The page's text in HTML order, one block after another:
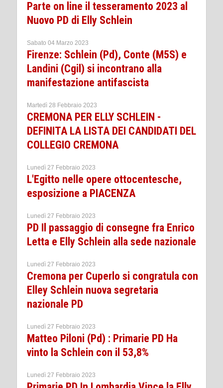
Parte on line il tesseramento 2023 al
Nuovo PD di Elly Schlein
Sabato 04 Marzo 2023
Firenze: Schlein (Pd), Conte (M5S) e
Landini (Cgil) si incontrano alla
manifestazione antifascista
Martedì 28 Febbraio 2023
CREMONA PER ELLY SCHLEIN -
DEFINITA LA LISTA DEI CANDIDATI DEL
COLLEGIO CREMONA
Lunedì 27 Febbraio 2023
L'Egitto nelle opere ottocentesche,
esposizione a PIACENZA
Lunedì 27 Febbraio 2023
PD Il passaggio di consegne fra Enrico
Letta e Elly Schlein alla sede nazionale
Lunedì 27 Febbraio 2023
Cremona per Cuperlo si congratula con
Elley Schlein nuova segretaria
nazionale PD
Lunedì 27 Febbraio 2023
Matteo Piloni (Pd) : Primarie PD Ha
vinto la Schlein con il 53,8%
Lunedì 27 Febbraio 2023